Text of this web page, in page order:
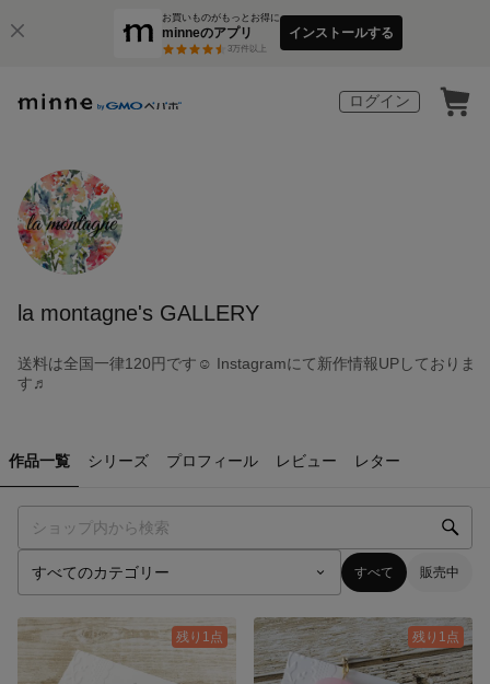
お買いものがもっとお得に
minneのアプリ
3万件以上
インストールする
ログイン
la montagne's GALLERY
送料は全国一律120円です☺︎ Instagramにて新作情報UPしておりま
す♬
作品一覧 シリーズ プロフィール レビュー レター
すべて 販売中
残り1点 残り1点